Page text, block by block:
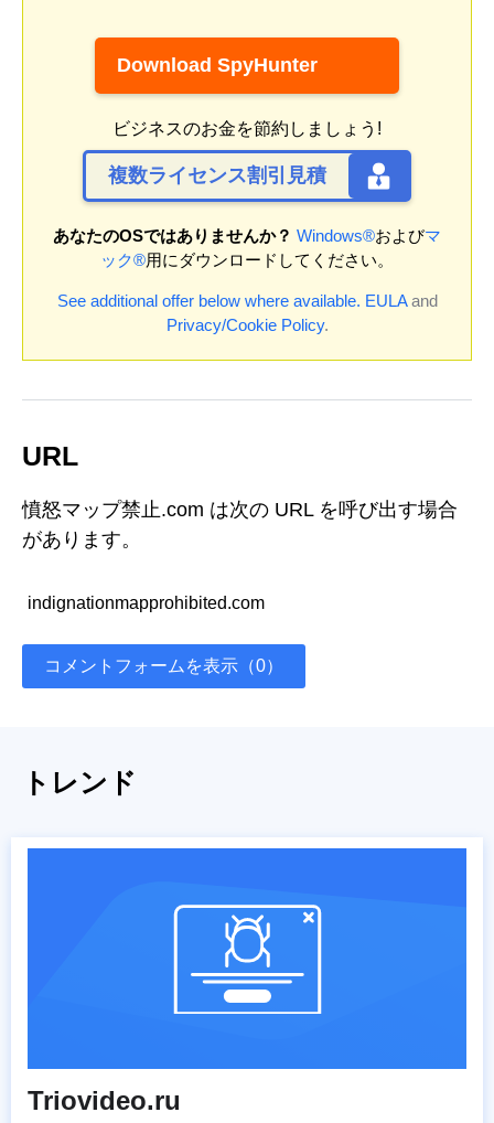
Download SpyHunter
ビジネスのお金を節約しましょう!
複数ライセンス割引見積
あなたのOSではありませんか？ Windows®およびマ
ック®用にダウンロードしてください。
See additional offer below where available. EULAand
Privacy/Cookie Policy.
URL
憤怒マップ禁止.com は次の URL を呼び出す場合
があります。
indignationmapprohibited.com
コメントフォームを表示（0）
トレンド
Triovideo.ru